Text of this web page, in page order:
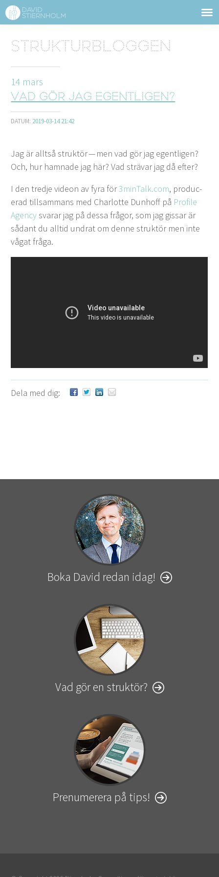
Sidhuvud
Navigering
FÖRELÄSNINGAR
KONTAKT
KUNDER
Strukturbloggen
14 mars
Vad gör jag egentligen?
DATUM: 2019-03-14 21:42
Jag är allt­så struk­tör — men vad gör jag egentli­gen?
Och, hur ham­nade jag här? Vad strä­var jag då efter?
I den tred­je videon av fyra för3minTalk​.com, pro­duc­
er­ad till­sam­mans med Char­lotte Dun­hoff på Pro­file
Agencysvarar jag på dessa frå­gor, som jag gis­sar är
sådant du alltid undrat om denne struk­tör men inte
vågat fråga.
Dela med dig:
Boka David redan idag!
Vad gör en struktör?
Prenumerera på tips!